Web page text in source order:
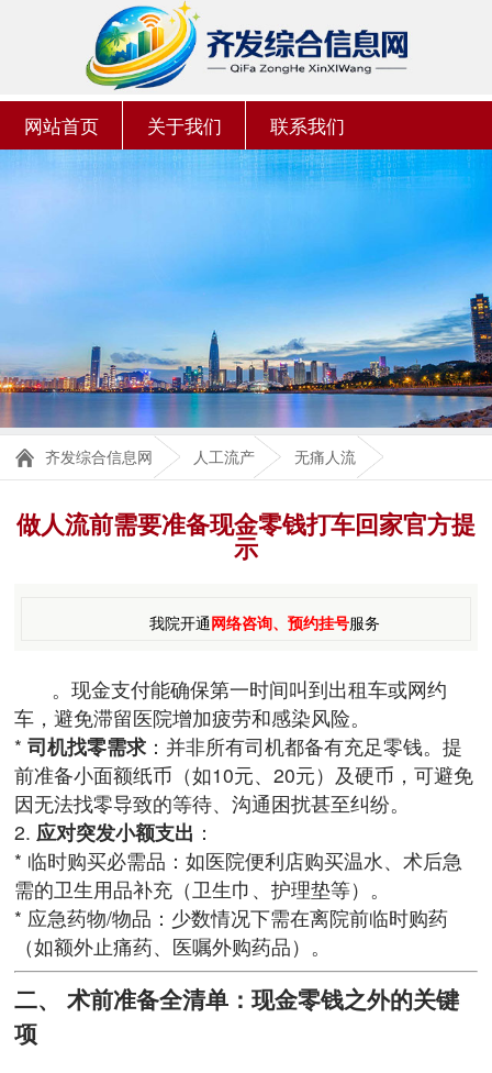
网站首页 关于我们 联系我们
齐发综合信息网 人工流产 无痛人流
做人流前需要准备现金零钱打车回家官方提
示
我院开通网络咨询、预约挂号服务
。现金支付能确保第一时间叫到出租车或网约
车，避免滞留医院增加疲劳和感染风险。
*司机找零需求 ：并非所有司机都备有充足零钱。提
前准备小面额纸币（如10元、20元）及硬币，可避免
因无法找零导致的等待、沟通困扰甚至纠纷。
2. 应对突发小额支出 ：
* 临时购买必需品：如医院便利店购买温水、术后急
需的卫生用品补充（卫生巾、护理垫等）。
* 应急药物/物品：少数情况下需在离院前临时购药
（如额外止痛药、医嘱外购药品）。
二、 术前准备全清单：现金零钱之外的关键
项